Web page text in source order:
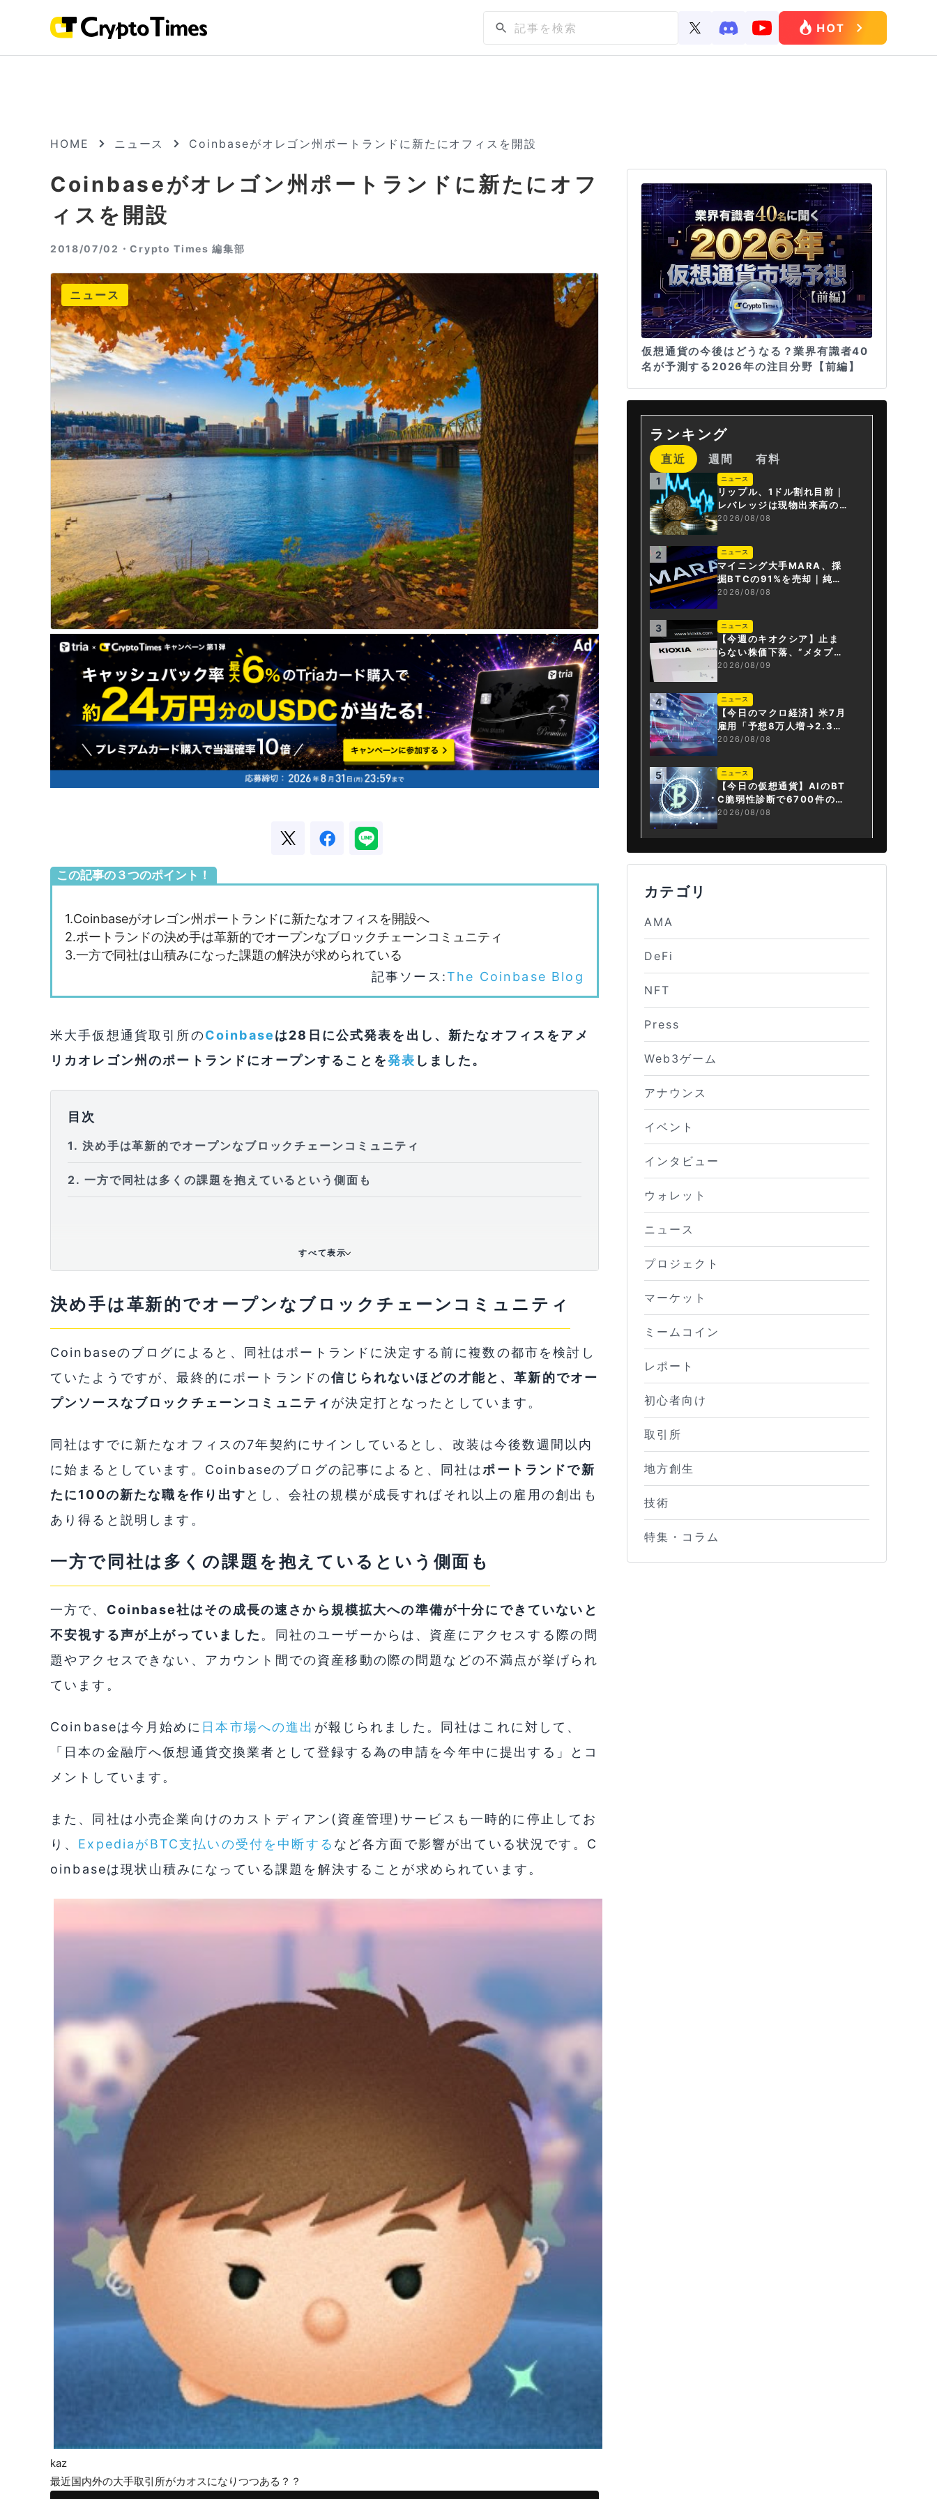
HOME ニュース Coinbaseがオレゴン州ポートランドに新たにオフィスを開設
Coinbaseがオレゴン州ポートランドに新たにオフ
ィスを開設
2018/07/02・Crypto Times 編集部
ニュース
この記事の３つのポイント！
1.Coinbaseがオレゴン州ポートランドに新たなオフィスを開設へ
2.ポートランドの決め手は革新的でオープンなブロックチェーンコミュニティ
3.一方で同社は山積みになった課題の解決が求められている
記事ソース:The Coinbase Blog
米大手仮想通貨取引所のCoinbaseは28日に公式発表を出し、新たなオフィスをアメ
リカオレゴン州のポートランドにオープンすることを発表 しました。
目次
1 決め手は革新的でオープンなブロックチェーンコミュニティ
2 一方で同社は多くの課題を抱えているという側面も
すべて表示
決め手は革新的でオープンなブロックチェーンコミュニティ
Coinbaseのブログによると、同社はポートランドに決定する前に複数の都市を検討し
ていたようですが、最終的にポートランドの信じられないほどの才能と、革新的でオー
プンソースなブロックチェーンコミュニティ が決定打となったとしています。
同社はすでに新たなオフィスの7年契約にサインしているとし、改装は今後数週間以内
に始まるとしています。Coinbaseのブログの記事によると、同社はポートランドで新
たに100の新たな職を作り出す とし、会社の規模が成長すればそれ以上の雇用の創出も
あり得ると説明します。
一方で同社は多くの課題を抱えているという側面も
一方で、 Coinbase社はその成長の速さから規模拡大への準備が十分にできていないと
不安視する声が上がっていました。同社のユーザーからは、資産にアクセスする際の問
題やアクセスできない、アカウント間での資産移動の際の問題などの不満点が挙げられ
ています。
Coinbaseは今月始めに 日本市場への進出 が報じられました。同社はこれに対して、
「日本の金融庁へ仮想通貨交換業者として登録する為の申請を今年中に提出する」とコ
メントしています。
また、同社は小売企業向けのカストディアン(資産管理)サービスも一時的に停止してお
り、 ExpediaがBTC支払いの受付を中断する など各方面で影響が出ている状況です。C
oinbaseは現状山積みになっている課題を解決することが求められています。
kaz
最近国内外の大手取引所がカオスになりつつある？？
仮想通貨の今後はどうなる？業界有識者40
名が予測する2026年の注目分野【前編】
ランキング
直近 週間 有料
1 ニュース
リップル、1ドル割れ目前｜
レバレッジは現物出来高の6
倍超
2026/08/08
2 ニュース
マイニング大手MARA、採
掘BTCの91%を売却｜純損
失6億ドル
2026/08/08
3 ニュース
【今週のキオクシア】止ま
らない株価下落、”メタプラ
ネット化”の指摘は本当？
2026/08/09
4 ニュース
【今日のマクロ経済】米7月
雇用「予想8万人増→2.3万
人減」で利上げ観測後退
2026/08/08
5 ニュース
【今日の仮想通貨】AIのBT
C脆弱性診断で6700件の指
摘。赤字マイニング企業はA
Iに賭ける
2026/08/08
カテゴリ
AMA
DeFi
NFT
Press
Web3ゲーム
アナウンス
イベント
インタビュー
ウォレット
ニュース
プロジェクト
マーケット
ミームコイン
レポート
初心者向け
取引所
地方創生
技術
特集・コラム